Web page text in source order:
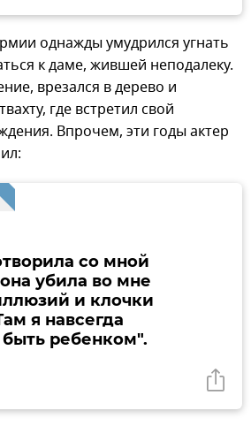
однажды умудрился угнать
к даме, жившей неподалеку.
врезался в дерево и
где встретил свой
Впрочем, эти годы актер
со мной
убила во мне
и клочки
я навсегда
быть ребенком".